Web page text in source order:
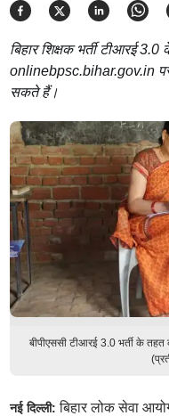
बिहार शिक्षक भर्ती टीआरई
onlinebpsc.bihar.gov.in
सकते हैं।
बीपीएससी टीआरई 3.0 भर्ती के
नई दिल्ली:बिहार लोक सेवा